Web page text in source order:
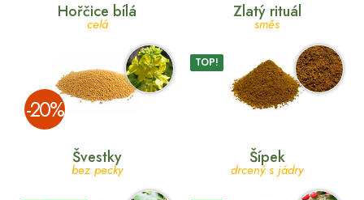
Hořčice bílá
celá
­-20%
Zlatý rituál
směs
TOP!
Švestky
bez pecky
Šípek
drcený s jádry